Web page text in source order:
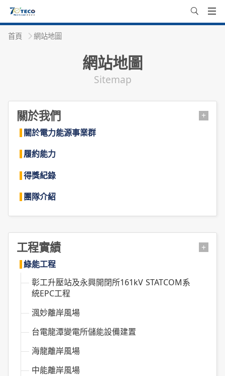
首頁 網站地圖
網站地圖
Sitemap
關於我們
+
關於電力能源事業群
履約能力
得獎紀錄
團隊介紹
工程實績
+
綠能工程
彰工升壓站及永興開閉所161kV STATCOM系
統EPC工程
渢妙離岸風場
台電龍潭變電所儲能設備建置
海龍離岸風場
中能離岸風場